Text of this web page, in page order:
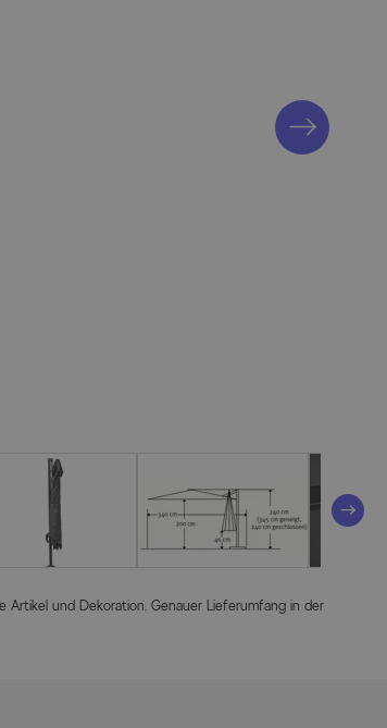
Artikel und Dekoration. Genauer Lieferumfang in der